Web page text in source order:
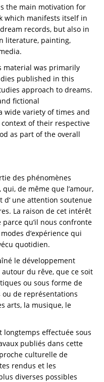
the main motivation for
which manifests itself in
records, but also in
literature, painting,
material was primarily
published in this
approach to dreams.
fictional
wide variety of times and
of their respective
as part of the overall
des phénomènes
de même que l’amour,
d‘ une attention soutenue
La raison de cet intérêt
qu’il nous confronte
d’expérience qui
quotidien.
le développement
du rêve, que ce soit
ou sous forme de
de représentations
arts, la musique, le
longtemps effectuée sous
publiés dans cette
culturelle de
rendus et les
diverses possibles